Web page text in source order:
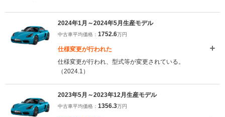
2024年1月～2024年5月生産モデル
中古車平均価格： 1752.6万円
仕様変更が行われた
仕様変更が行われ、型式等が変更されている。
（2024.1）
2023年5月～2023年12月生産モデル
中古車平均価格： 1356.3万円